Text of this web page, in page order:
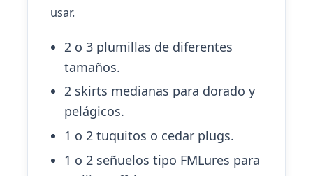
usar.
2 o 3 plumillas de diferentes
tamaños.
2 skirts medianas para dorado y
pelágicos.
1 o 2 tuquitos o cedar plugs.
1 o 2 señuelos tipo FMLures para